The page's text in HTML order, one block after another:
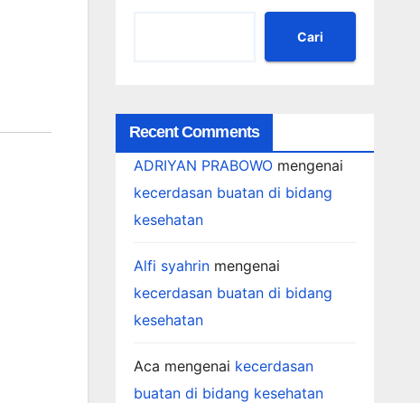
Cari
Recent Comments
ADRIYAN PRABOWOmengenai
kecerdasan buatan di bidang
kesehatan
Alfi syahrinmengenai
kecerdasan buatan di bidang
kesehatan
Aca mengenai kecerdasan
buatan di bidang kesehatan